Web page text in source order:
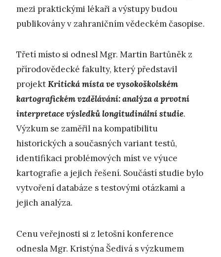
mezi praktickými lékaři a výstupy budou
publikovány v zahraničním vědeckém časopise.
Třetí místo si odnesl Mgr. Martin Bartůněk z
přírodovědecké fakulty, který představil
projektKritická místa ve vysokoškolském
kartografickém vzdělávání: analýza a prvotní
interpretace výsledků longitudinální studie.
Výzkum se zaměřil na kompatibilitu
historických a současných variant testů,
identifikaci problémových míst ve výuce
kartografie a jejich řešení. Součástí studie bylo
vytvoření databáze s testovými otázkami a
jejich analýza.
Cenu veřejnosti si z letošní konference
odnesla Mgr. Kristýna Šedivá s výzkumem